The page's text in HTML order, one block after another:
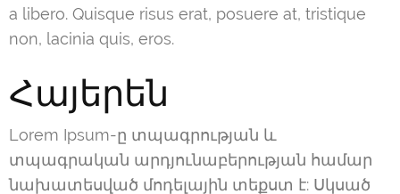
a libero. Quisque risus erat, posuere at, tristique
non, lacinia quis, eros.
Հայերեն
Lorem Ipsum-ը տպագրության և
տպագրական արդյունաբերության համար
նախատեսված մոդելային տեքստ է: Սկսած